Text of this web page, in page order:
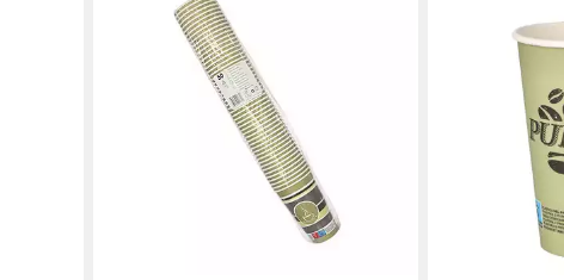
87868 0,3l
ab 6,03 €
lieferbar - in 5-6